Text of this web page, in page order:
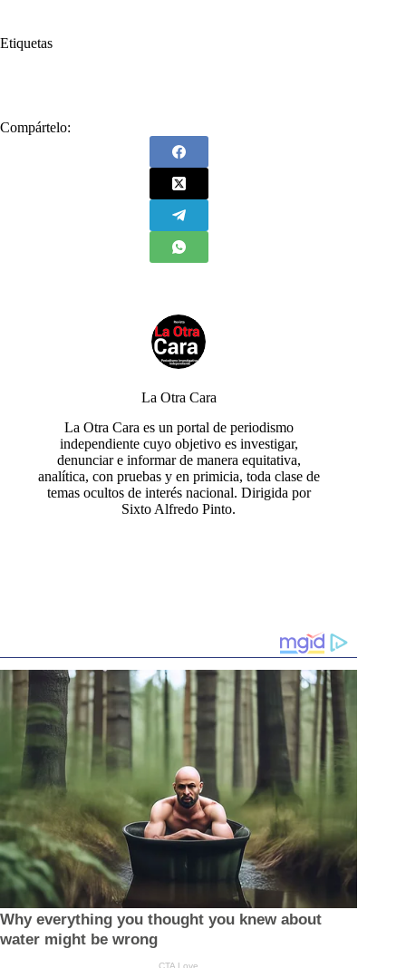
Etiquetas
Compártelo:
La Otra Cara
La Otra Cara es un portal de periodismo
independiente cuyo objetivo es investigar,
denunciar e informar de manera equitativa,
analítica, con pruebas y en primicia, toda clase de
temas ocultos de interés nacional. Dirigida por
Sixto Alfredo Pinto.